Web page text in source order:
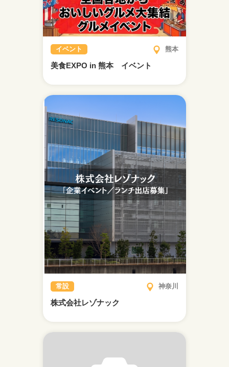
イベント 熊本
美食EXPO in 熊本 イベント
常設 神奈川
株式会社レゾナック